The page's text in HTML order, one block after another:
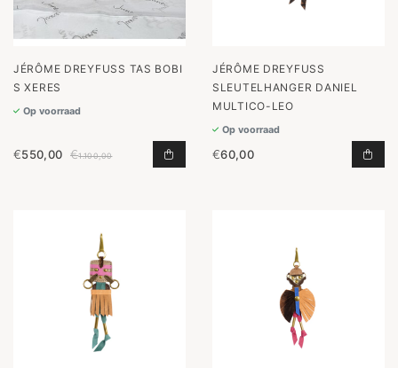
JÉRÔME DREYFUSS TAS BOBI
S XERES
Op voorraad
€550,00 €1.100,00 TAS BOBI S XERES TOEVOEGEN AAN
JÉRÔME DREYFUSS
SLEUTELHANGER DANIEL
MULTICO-LEO
Op voorraad
€60,00